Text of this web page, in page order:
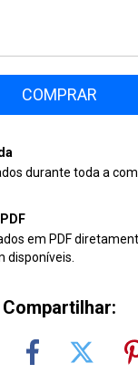
durante toda a
em PDF
disponíveis.
Compartilhar: